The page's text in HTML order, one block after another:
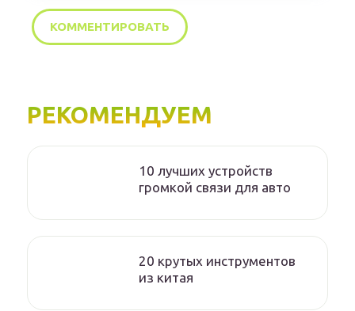
РЕКОМЕНДУЕМ
10 лучших устройств
громкой связи для авто
20 крутых инструментов
из китая